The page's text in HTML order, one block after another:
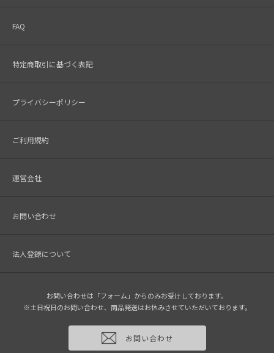
FAQ
特定商取引に基づく表記
プライバシーポリシー
ご利用規約
運営会社
お問い合わせ
法人登録について
お問い合わせは「フォーム」からのみお受けしております。
※土日祝日のお問い合わせ、商品発送はお休みさせていただいております。
お問い合わせ